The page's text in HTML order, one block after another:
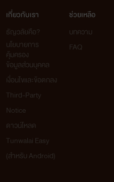
เกี่ยวกับเรา
ธัญวลัยคือ?
นโยบายการ
คุ้มครอง
ข้อมูลส่วนบุคคล
เงื่อนไขและข้อตกลง
Third-Party
Notice
ดาวน์โหลด
Tunwalai Easy
(สำหรับ Android)
ช่วยเหลือ
บทความ
FAQ